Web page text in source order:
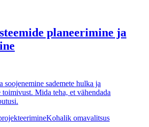
planeerimine ja
sademete hulka ja
toimivust. Mida teha, et vähendada
Kohalik omavalitsus